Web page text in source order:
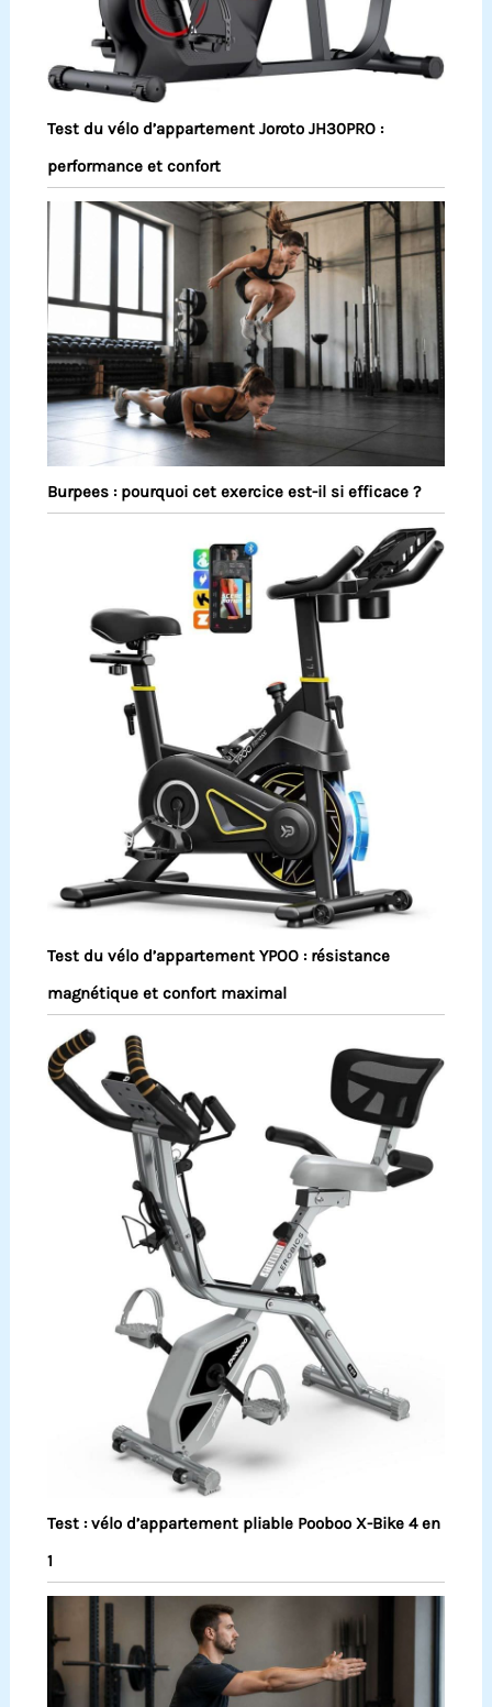
Test du vélo d’appartement Joroto JH30PRO :
performance et confort
Burpees : pourquoi cet exercice est-il si efficace ?
Test du vélo d’appartement YPOO : résistance
magnétique et confort maximal
Test : vélo d’appartement pliable Pooboo X-Bike 4 en
1